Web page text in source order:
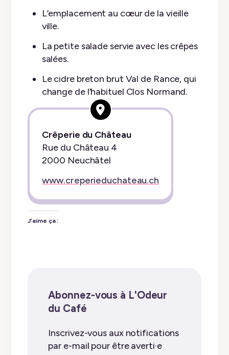
L’emplacement au cœur de la vieille
ville.
La petite salade servie avec les crêpes
salées.
Le cidre breton brut Val de Rance, qui
change de l’habituel Clos Normand.
Crêperie du Château
Rue du Château 4
2000 Neuchâtel
www.creperieduchateau.ch
J’aime ça :
Abonnez-vous à L'Odeur
du Café
Inscrivez-vous aux notifications
par e-mail pour être averti·e